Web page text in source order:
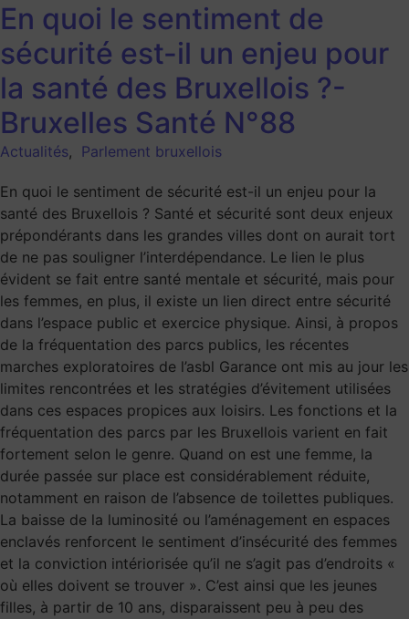
En quoi le sentiment de
sécurité est-il un enjeu pour
la santé des Bruxellois ?-
Bruxelles Santé N°88
Actualités, Parlement bruxellois
En quoi le sentiment de sécurité est-il un enjeu pour la
santé des Bruxellois ? Santé et sécurité sont deux enjeux
prépondérants dans les grandes villes dont on aurait tort
de ne pas souligner l’interdépendance. Le lien le plus
évident se fait entre santé mentale et sécurité, mais pour
les femmes, en plus, il existe un lien direct entre sécurité
dans l’espace public et exercice physique. Ainsi, à propos
de la fréquentation des parcs publics, les récentes
marches exploratoires de l’asbl Garance ont mis au jour les
limites rencontrées et les stratégies d’évitement utilisées
dans ces espaces propices aux loisirs. Les fonctions et la
fréquentation des parcs par les Bruxellois varient en fait
fortement selon le genre. Quand on est une femme, la
durée passée sur place est considérablement réduite,
notamment en raison de l’absence de toilettes publiques.
La baisse de la luminosité ou l’aménagement en espaces
enclavés renforcent le sentiment d’insécurité des femmes
et la conviction intériorisée qu’il ne s’agit pas d’endroits «
où elles doivent se trouver ». C’est ainsi que les jeunes
filles, à partir de 10 ans, disparaissent peu à peu des